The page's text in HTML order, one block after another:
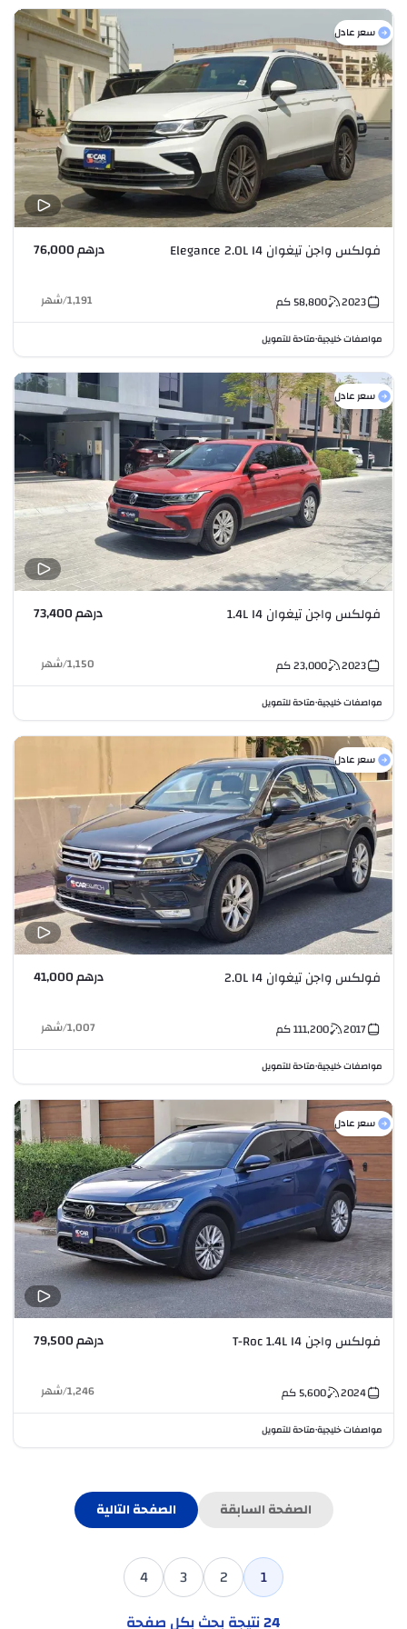
سعر عادل
فولكس واجن تيغوان Elegance 2.0L I4 درهم 76,000
2023
58,800كم 1,191
/شهر
مواصفات خليجية•متاحة للتمويل
سعر عادل
فولكس واجن تيغوان 1.4L I4 درهم 73,400
2023
23,000كم 1,150
/شهر
مواصفات خليجية•متاحة للتمويل
سعر عادل
فولكس واجن تيغوان 2.0L I4 درهم 41,000
2017
111,200كم 1,007
/شهر
مواصفات خليجية•متاحة للتمويل
سعر عادل
فولكس واجن T-Roc 1.4L I4 درهم 79,500
2024
5,600كم 1,246
/شهر
مواصفات خليجية•متاحة للتمويل
الصفحة السابقة الصفحة التالية
1
2
3
4
24نتيجة بحث بكل صفحة